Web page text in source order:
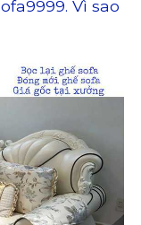
Vì sao